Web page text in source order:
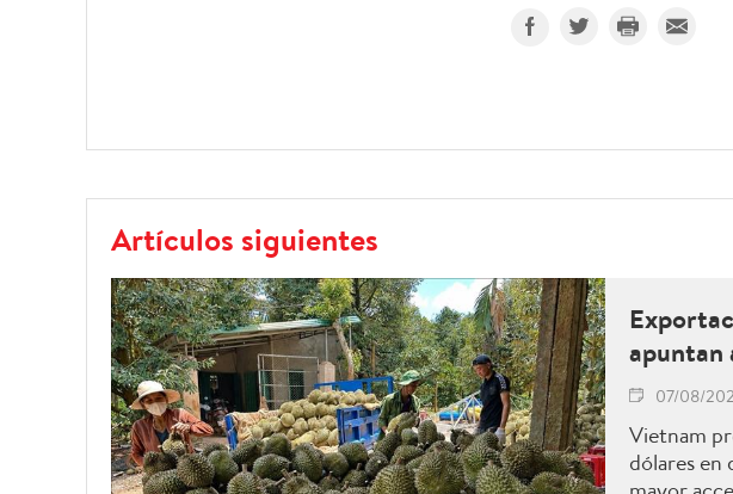
Artículos siguientes
apuntan
07/08/
Vietnam
dólares en